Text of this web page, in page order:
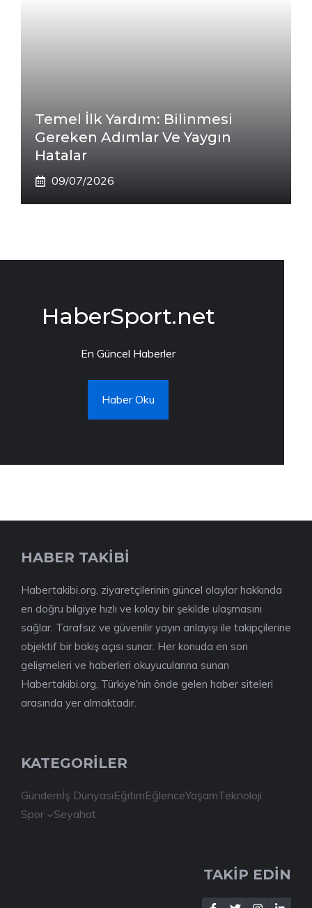
Temel İlk Yardım: Bilinmesi
Gereken Adımlar Ve Yaygın
Hatalar
09/07/2026
HaberSport.net
En Güncel Haberler
Haber Oku
HABER TAKİBİ
Habertakibi.org, ziyaretçilerinin güncel olaylar hakkında
en doğru bilgiye hızlı ve kolay bir şekilde ulaşmasını
sağlar. Tarafsız ve güvenilir yayın anlayışı ile takipçilerine
objektif bir bakış açısı sunar. Her konuda en son
gelişmeleri ve haberleri okuyucularına sunan
Habertakibi.org, Türkiye'nin önde gelen haber siteleri
arasında yer almaktadır.
KATEGORİLER
Gündemİş DünyasıEğitimEğlenceYaşamTeknoloji
Spor
Seyahat
TAKİP EDİN